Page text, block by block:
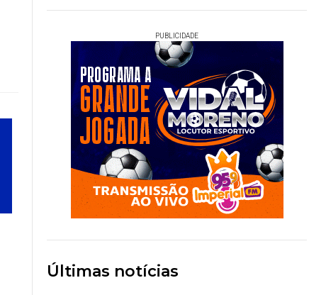
PUBLICIDADE
Últimas notícias